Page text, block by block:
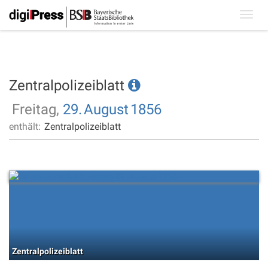
Zentralpolizeiblatt
Freitag, 29.August 1856
enthält: Zentralpolizeiblatt
Zentralpolizeiblatt